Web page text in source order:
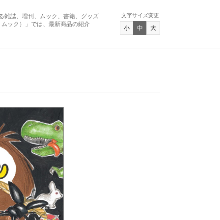
雑誌、増刊、ムック、書籍、グッズ
ック）」では、最新商品の紹介
文字サイズ変更
小 中 大